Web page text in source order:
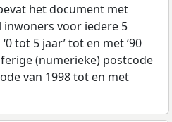
het document met
voor iedere 5
tot 5 jaar’ tot en met ‘90
(numerieke) postcode
van 1998 tot en met